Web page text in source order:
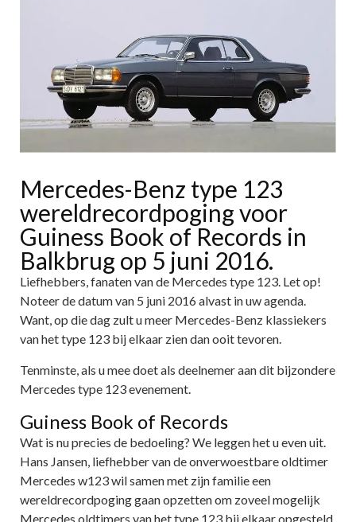
Mercedes-Benz type 123
wereldrecordpoging voor
Guiness Book of Records in
Balkbrug op 5 juni 2016.
Liefhebbers, fanaten van de Mercedes type 123. Let op!
Noteer de datum van 5 juni 2016 alvast in uw agenda.
Want, op die dag zult u meer Mercedes-Benz klassiekers
van het type 123 bij elkaar zien dan ooit tevoren.
Tenminste, als u mee doet als deelnemer aan dit bijzondere
Mercedes type 123 evenement.
Guiness Book of Records
Wat is nu precies de bedoeling? We leggen het u even uit.
Hans Jansen, liefhebber van de onverwoestbare oldtimer
Mercedes w123 wil samen met zijn familie een
wereldrecordpoging gaan opzetten om zoveel mogelijk
Mercedes oldtimers van het type 123 bij elkaar opgesteld